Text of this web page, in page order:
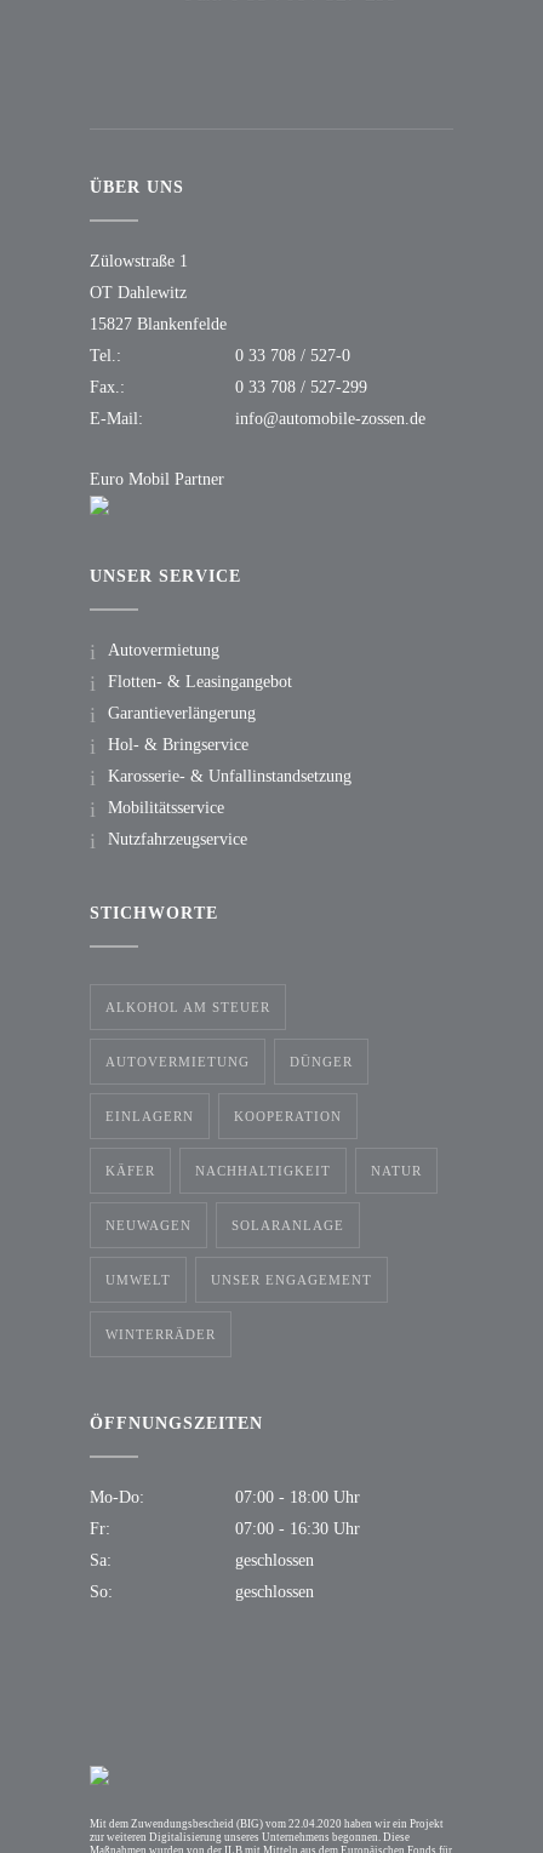
ÜBER UNS
Zülowstraße 1
OT Dahlewitz
15827 Blankenfelde
Tel.:
0 33 708 / 527-0
Fax.:
0 33 708 / 527-299
E-Mail:
info@automobile-zossen.de
Euro Mobil Partner
UNSER SERVICE
Autovermietung
Flotten- & Leasingangebot
Garantieverlängerung
Hol- & Bringservice
Karosserie- & Unfallinstandsetzung
Mobilitätsservice
Nutzfahrzeugservice
STICHWORTE
ALKOHOL AM STEUER
AUTOVERMIETUNG DÜNGER
EINLAGERN KOOPERATION
KÄFER NACHHALTIGKEIT NATUR
NEUWAGEN SOLARANLAGE
UMWELT UNSER ENGAGEMENT
WINTERRÄDER
ÖFFNUNGSZEITEN
Mo-Do:
07:00 - 18:00 Uhr
Fr:
07:00 - 16:30 Uhr
Sa:
geschlossen
So:
geschlossen
Mit dem Zuwendungsbescheid (BIG) vom 22.04.2020 haben wir ein Projekt
zur weiteren Digitalisierung unseres Unternehmens begonnen. Diese
Maßnahmen wurden von der ILB mit Mitteln aus dem Europäischen Fonds für